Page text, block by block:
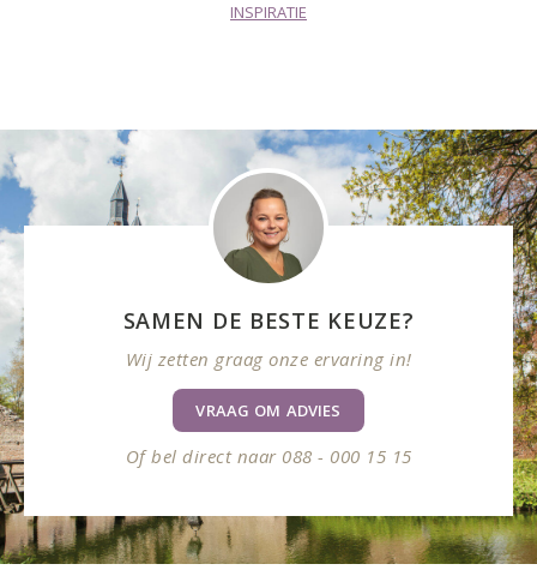
INSPIRATIE
SAMEN DE BESTE KEUZE?
Wij zetten graag onze ervaring in!
VRAAG OM ADVIES
Of bel direct naar 088 - 000 15 15